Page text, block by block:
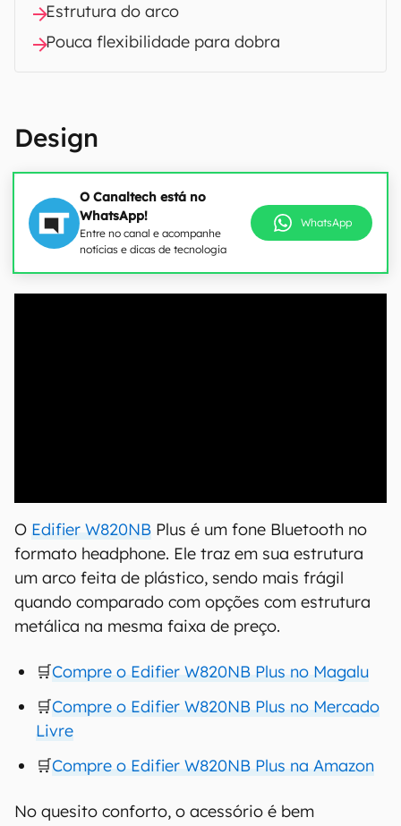
Estrutura do arco
Pouca flexibilidade para dobra
Design
O Canaltech está no
WhatsApp!
Entre no canal e acompanhe
notícias e dicas de tecnologia
WhatsApp
O Edifier W820NB Plus é um fone Bluetooth no
formato headphone. Ele traz em sua estrutura
um arco feita de plástico, sendo mais frágil
quando comparado com opções com estrutura
metálica na mesma faixa de preço.
🛒Compre o Edifier W820NB Plus no Magalu
🛒Compre o Edifier W820NB Plus no Mercado
Livre
🛒Compre o Edifier W820NB Plus na Amazon
No quesito conforto, o acessório é bem